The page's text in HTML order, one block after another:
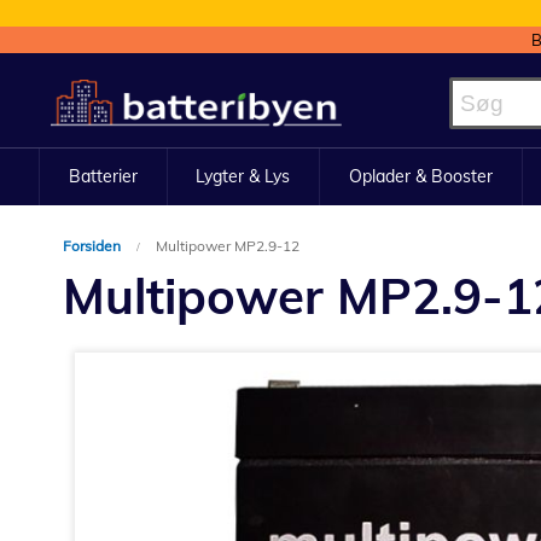
to
Content
Batterier Lygter & Lys Oplader & Booster
Forsiden Multipower MP2.9-12
Multipower MP2.9-